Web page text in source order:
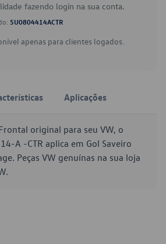
fazendo login na sua conta.
5U0804414ACTR
apenas para clientes logados.
Aplicações
original para seu VW, o
A -CTR aplica em Gol Saveiro
Peças VW genuínas na sua loja